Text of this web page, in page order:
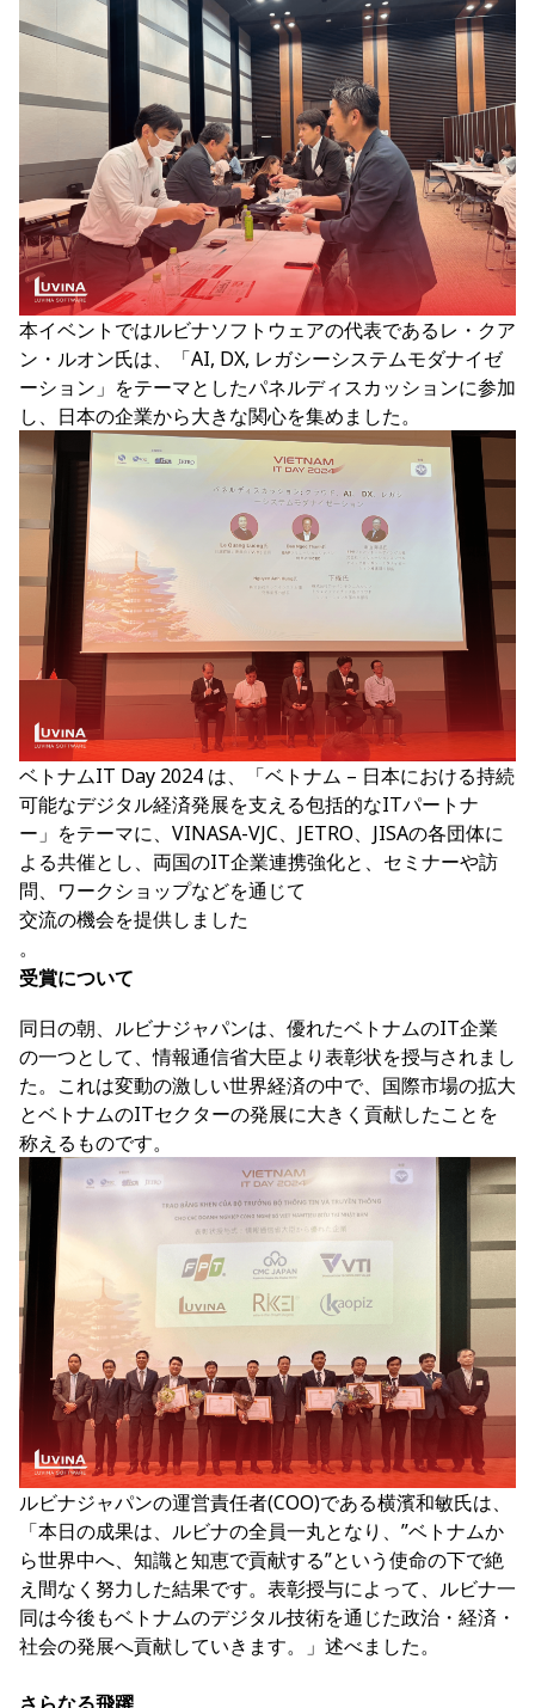
本イベントではルビナソフトウェアの代表であるレ・クア
ン・ルオン氏は、「AI, DX, レガシーシステムモダナイゼ
ーション」をテーマとしたパネルディスカッションに参加
し、日本の企業から大きな関心を集めました。
ベトナムIT Day 2024 は、「ベトナム – 日本における持続
可能なデジタル経済発展を支える包括的なITパートナ
ー」をテーマに、VINASA-VJC、JETRO、JISAの各団体に
よる共催とし、両国のIT企業連携強化と、セミナーや訪
問、ワークショップなどを通じて
交流の機会を提供しました
。
受賞について
同日の朝、ルビナジャパンは、優れたベトナムのIT企業
の一つとして、情報通信省大臣より表彰状を授与されまし
た。これは変動の激しい世界経済の中で、国際市場の拡大
とベトナムのITセクターの発展に大きく貢献したことを
称えるものです。
ルビナジャパンの運営責任者(COO)である横濱和敏氏は、
「本日の成果は、ルビナの全員一丸となり、”ベトナムか
ら世界中へ、知識と知恵で貢献する”という使命の下で絶
え間なく努力した結果です。表彰授与によって、ルビナ一
同は今後もベトナムのデジタル技術を通じた政治・経済・
社会の発展へ貢献していきます。」述べました。